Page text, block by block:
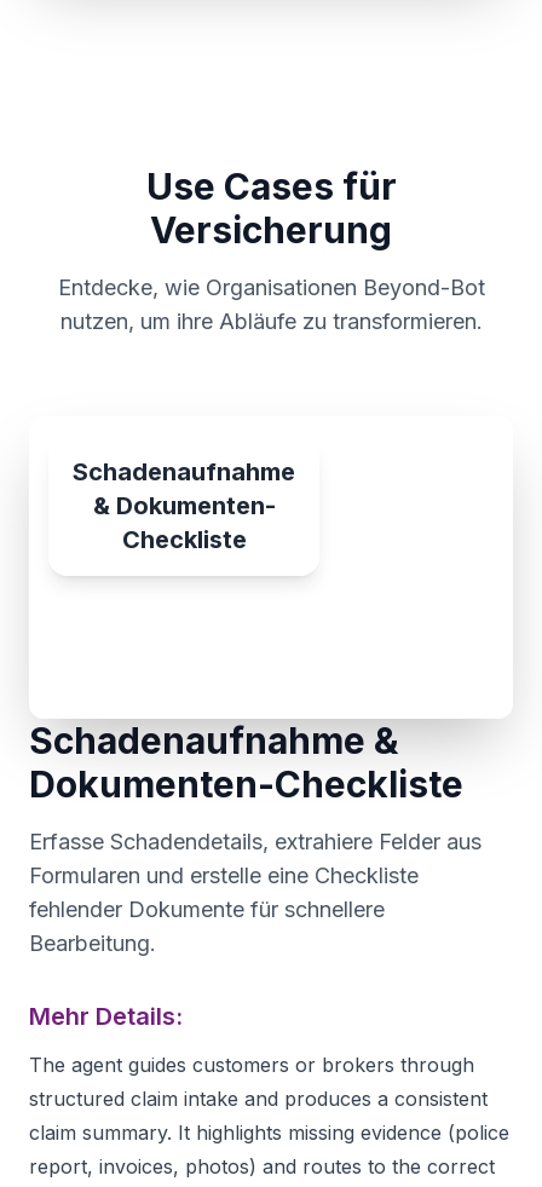
Use Cases für
Versicherung
Entdecke, wie Organisationen Beyond-Bot
nutzen, um ihre Abläufe zu transformieren.
Schadenaufnahme
& Dokumenten-
Checkliste
Schadenaufnahme &
Dokumenten-Checkliste
Erfasse Schadendetails, extrahiere Felder aus
Formularen und erstelle eine Checkliste
fehlender Dokumente für schnellere
Bearbeitung.
Mehr Details:
The agent guides customers or brokers through
structured claim intake and produces a consistent
claim summary. It highlights missing evidence (police
report, invoices, photos) and routes to the correct